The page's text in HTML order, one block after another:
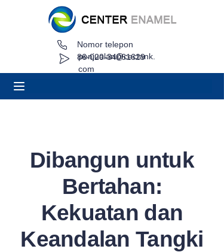
penjualan@cectank.
com
Nomor telepon
86-020-34061629
Dibangun untuk
Bertahan:
Kekuatan dan
Keandalan Tangki
Tentang
Minta Penawaran
Berita